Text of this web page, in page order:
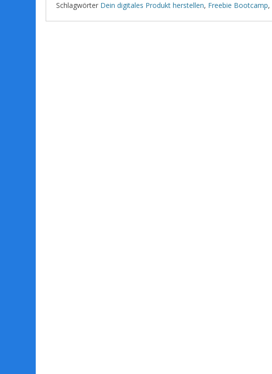
Schlagwörter Dein digitales Produkt herstellen, Freebie Bootcamp,